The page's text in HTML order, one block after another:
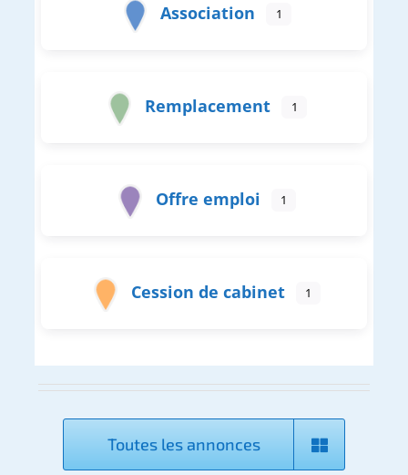
Association 1
Remplacement 1
Offre emploi 1
Cession de cabinet 1
Toutes les annonces